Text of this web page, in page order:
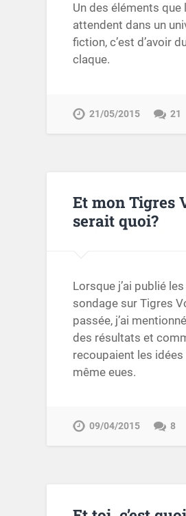
Un des éléments que
attendent dans un
fiction, c’est d’avoir
claque.
21/05/2015 21
Et mon Tigres
serait quoi?
Lorsque j’ai publié
sondage sur Tigres
passée, j’ai
des résultats et
recoupaient les idées
même eues.
09/04/2015 8